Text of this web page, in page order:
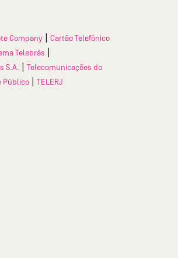
Company |Cartão Telefônico
Telebrás
S.A. |Telecomunicações do
Público |TELERJ